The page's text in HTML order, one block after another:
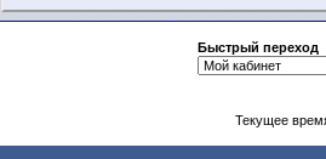
Быстрый переход
Текущее